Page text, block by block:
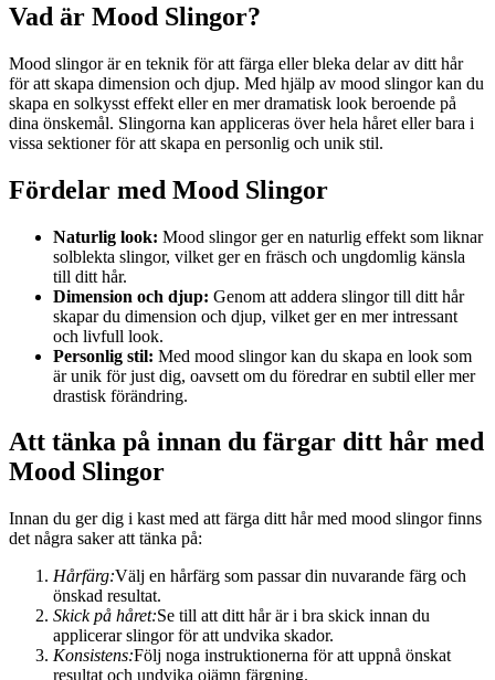
Vad är Mood Slingor?
Mood slingor är en teknik för att färga eller bleka delar av ditt hår
för att skapa dimension och djup. Med hjälp av mood slingor kan du
skapa en solkysst effekt eller en mer dramatisk look beroende på
dina önskemål. Slingorna kan appliceras över hela håret eller bara i
vissa sektioner för att skapa en personlig och unik stil.
Fördelar med Mood Slingor
Naturlig look: Mood slingor ger en naturlig effekt som liknar
solblekta slingor, vilket ger en fräsch och ungdomlig känsla
till ditt hår.
Dimension och djup: Genom att addera slingor till ditt hår
skapar du dimension och djup, vilket ger en mer intressant
och livfull look.
Personlig stil: Med mood slingor kan du skapa en look som
är unik för just dig, oavsett om du föredrar en subtil eller mer
drastisk förändring.
Att tänka på innan du färgar ditt hår med
Mood Slingor
Innan du ger dig i kast med att färga ditt hår med mood slingor finns
det några saker att tänka på:
Hårfärg:Välj en hårfärg som passar din nuvarande färg och
önskad resultat.
Skick på håret:Se till att ditt hår är i bra skick innan du
applicerar slingor för att undvika skador.
Konsistens:Följ noga instruktionerna för att uppnå önskat
resultat och undvika ojämn färgning.